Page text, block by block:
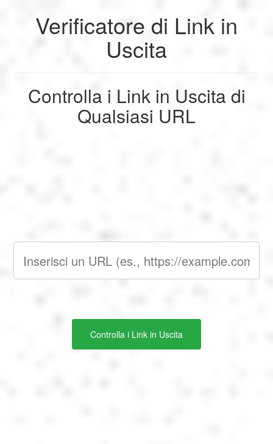
Giochi
My Profile
Logout
English
Deutsch
Nederlands
Português
Polski
Verificatore di Link in
Uscita
Controlla i Link in Uscita di
Qualsiasi URL
My Profile
Controlla i Link in Uscita